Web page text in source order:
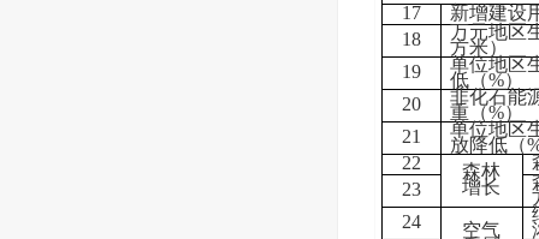
17
新增建设
18
万元地区
方米）
19
单位地区
低（%）
20
非化石能
重（%）
21
单位地区
放降低（
22
森林
增长
23
24
空气